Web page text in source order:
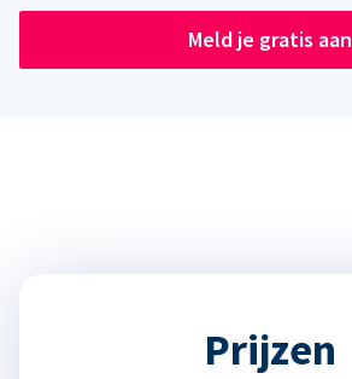
Meld je gratis aan
Prijzen